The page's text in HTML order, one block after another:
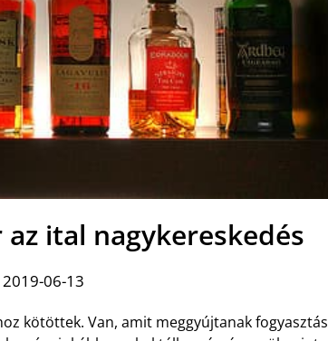
ital nagykereskedés
06-13
kötöttek. Van, amit meggyújtanak fogyasztás